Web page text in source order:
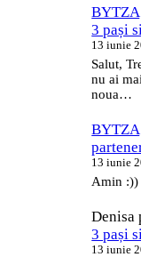
BYTZA
3 pași
13 iunie
Salut,
nu ai
noua…
BYTZA
13 iunie
Amin :))
Denisa
3 pași
13 iunie